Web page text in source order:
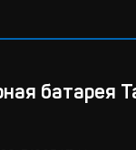
батарея